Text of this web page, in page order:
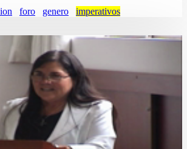
foro genero imperativos